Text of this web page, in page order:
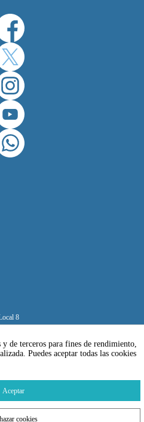
8
de terceros para fines de rendimiento,
Puedes aceptar todas las cookies
Aceptar
cookies